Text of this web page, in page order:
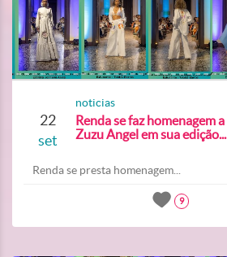
22
set
noticias
Renda se faz homenagem a
Zuzu Angel em sua edição...
Renda se presta homenagem...
9